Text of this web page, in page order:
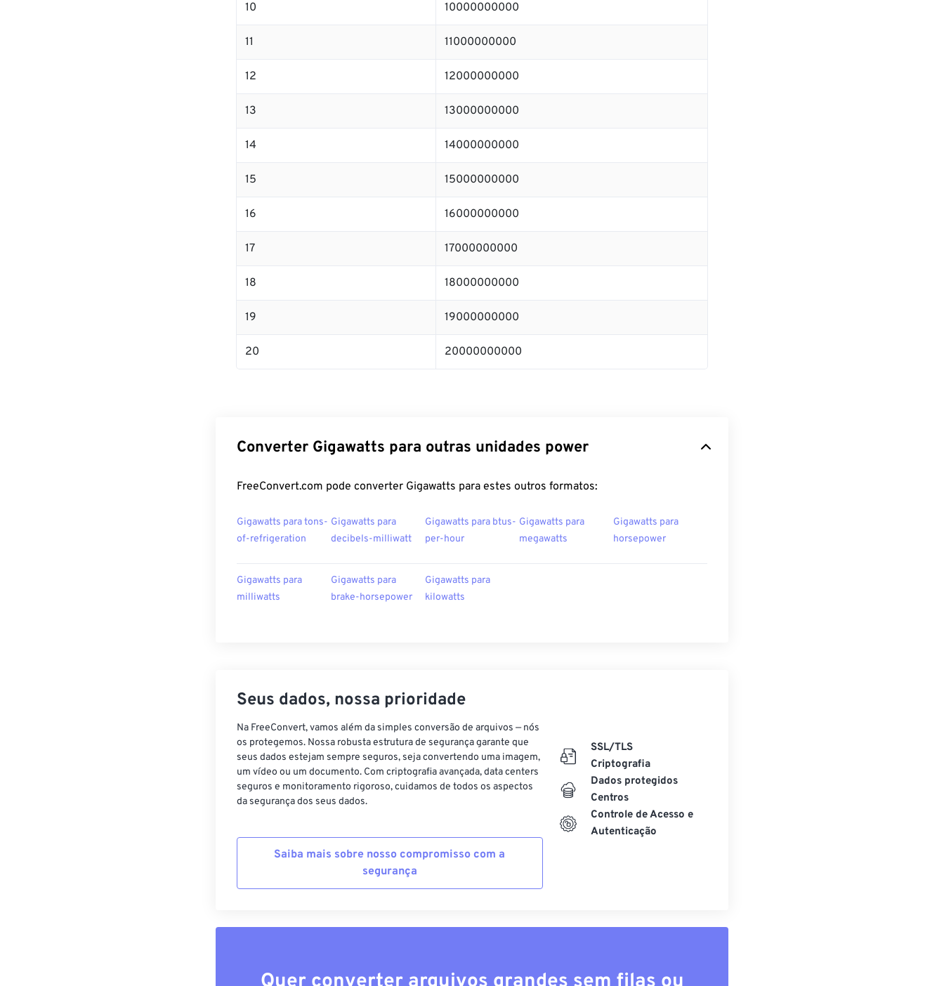
10 10000000000
11 11000000000
12 12000000000
13 13000000000
14 14000000000
15 15000000000
16 16000000000
17 17000000000
18 18000000000
19 19000000000
20 20000000000
Converter Gigawatts para outras unidades power
FreeConvert.com pode converter Gigawatts para estes outros formatos:
Gigawatts para tons-
of-refrigeration
Gigawatts para
decibels-milliwatt
Gigawatts para btus-
per-hour
Gigawatts para
megawatts
Gigawatts para
horsepower
Gigawatts para
milliwatts
Gigawatts para
brake-horsepower
Gigawatts para
kilowatts
Seus dados, nossa prioridade
Na FreeConvert, vamos além da simples conversão de arquivos — nós
os protegemos. Nossa robusta estrutura de segurança garante que
seus dados estejam sempre seguros, seja convertendo uma imagem,
um vídeo ou um documento. Com criptografia avançada, data centers
seguros e monitoramento rigoroso, cuidamos de todos os aspectos
da segurança dos seus dados.
Saiba mais sobre nosso compromisso com a
segurança
SSL/TLS
Criptografia
Dados protegidos
Centros
Controle de Acesso e
Autenticação